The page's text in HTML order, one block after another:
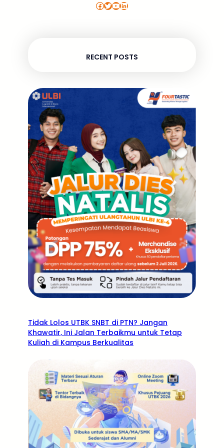
Facebook Twitter YouTube LinkedIn
RECENT POSTS
Tidak Lolos UTBK SNBT di PTN? Jangan
Khawatir, Ini Jalan Terbaikmu untuk Tetap
Kuliah di Kampus Berkualitas